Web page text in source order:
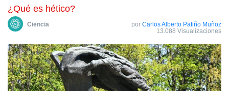
¿Qué es hético?
Сiencia por Carlos Alberto Patiño Muñoz
13.088 Visualizaciones